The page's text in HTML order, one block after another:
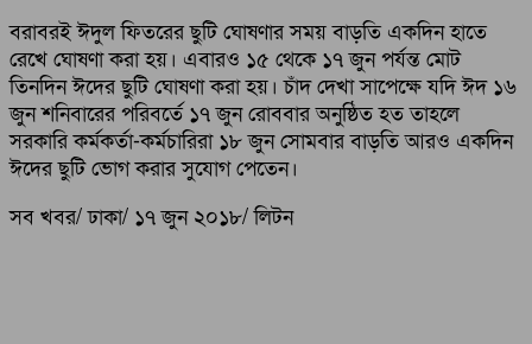
বরাবরই ঈদুল ফিতরের ছুটি ঘোষণার সময় বাড়তি একদিন হাতে
রেখে ঘোষণা করা হয়। এবারও ১৫ থেকে ১‌৭ জুন পর্যন্ত মোট
তিনদিন ঈদের ছুটি ঘোষণা করা হয়। চাঁদ দেখা সাপেক্ষে যদি ঈদ ১৬
জুন শনিবারের পরিবর্তে ১৭ জুন রোববার অনুষ্ঠিত হত তাহলে
সরকারি কর্মকর্তা-কর্মচারিরা ১৮ জুন সোমবার বাড়তি আরও একদিন
ঈদের ছুটি ভোগ করার সুযোগ পেতেন।
সব খবর/ ঢাকা/ ১৭ জুন ২০১৮/ লিটন